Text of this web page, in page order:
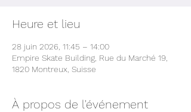
Heure et lieu
28 juin 2026, 11:45 – 14:00
Empire Skate Building, Rue du Marché 19,
1820 Montreux, Suisse
À propos de l'événement